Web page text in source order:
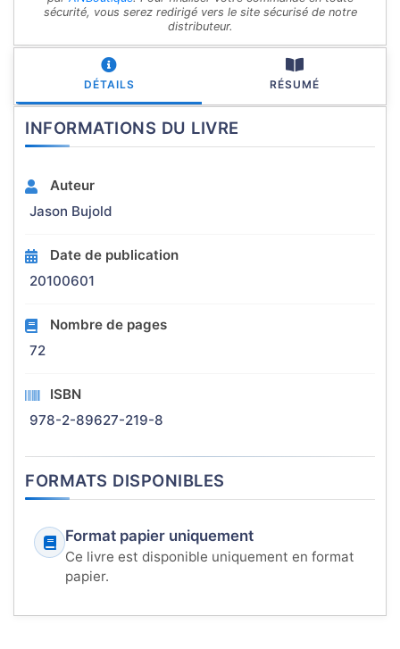
sécurité, vous serez redirigé vers le site sécurisé de notre
distributeur.
DÉTAILS RÉSUMÉ
INFORMATIONS DU LIVRE
Auteur
Jason Bujold
Date de publication
20100601
Nombre de pages
72
ISBN
978-2-89627-219-8
FORMATS DISPONIBLES
Format papier uniquement
Ce livre est disponible uniquement en format
papier.